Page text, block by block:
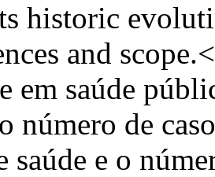
historic
and
em saúde
número de
saúde e o